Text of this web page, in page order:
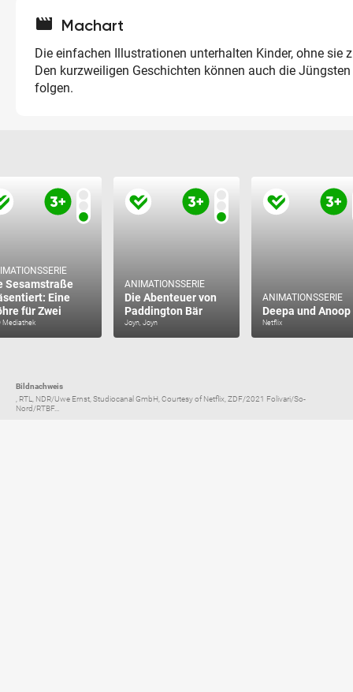
movie Machart
Die einfachen Illustrationen unterhalten Kinder, ohne sie
Den kurzweiligen Geschichten können auch die
folgen.
Sesamstraße
Eine
für Zwei
Mediathek
ANIMATIONSSERIE
Die Abenteuer von
Paddington Bär
Joyn, Joyn
ANIMATIONSSERIE
Deepa und Anoop
Netflix
Bildnachweis
, RTL, NDR/Uwe Ernst, Studiocanal GmbH, Courtesy of Netflix, ZDF/2021 Folivari/So-
Nord/RTBF...